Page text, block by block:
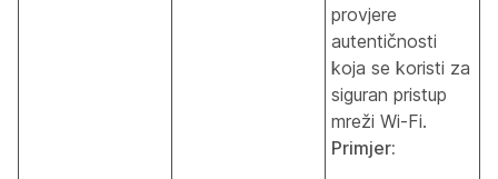
provjere
autentičnosti
koja se koristi za
siguran pristup
mreži Wi-Fi.
Primjer: